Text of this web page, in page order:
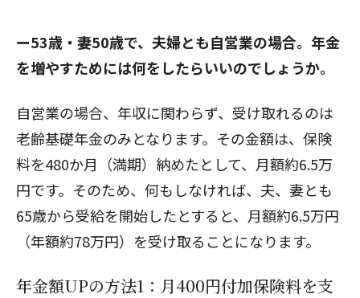
ー53歳・妻50歳で、夫婦とも自営業の場合。年金
を増やすためには何をしたらいいのでしょうか。
自営業の場合、年収に関わらず、受け取れるのは
老齢基礎年金のみとなります。その金額は、保険
料を480か月（満期）納めたとして、月額約6.5万
円です。そのため、何もしなければ、夫、妻とも
65歳から受給を開始したとすると、月額約6.5万円
（年額約78万円）を受け取ることになります。
年金額UPの方法1：月400円付加保険料を支